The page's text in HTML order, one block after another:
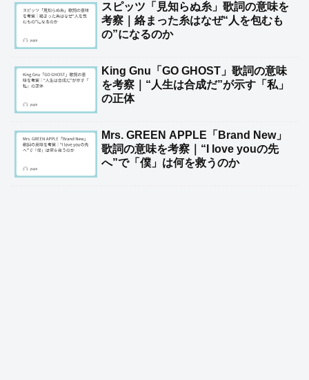
スピッツ「見知らぬ糸」歌詞の意味を
考察｜絡まった糸はなぜ“人を包むも
の”になるのか
King Gnu「GO GHOST」歌詞の意味
を考察｜“人生は合成だ”が示す「私」
の正体
Mrs. GREEN APPLE「Brand New」
歌詞の意味を考察｜“I love youの先
へ”で「僕」は何を救うのか